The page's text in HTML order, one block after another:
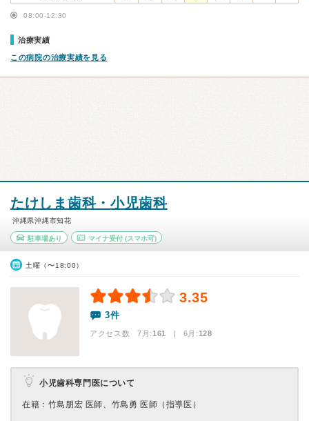
08:00-12:30
治療実績
この病院の治療実績を見る
たけしま歯科・小児歯科
沖縄県沖縄市知花
駐車場あり マイナ受付(スマホ可)
土曜（〜18:00）
3.35
3件
アクセス数 7月:161 | 6月:128
小児歯科専門医について
在籍：竹島朋宏 医師、竹島勇 医師（指導医）